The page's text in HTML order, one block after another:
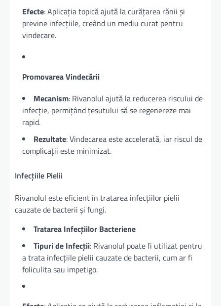
Efecte: Aplicația topică ajută la curățarea rănii și
previne infecțiile, creând un mediu curat pentru
vindecare.
Promovarea Vindecării
Mecanism: Rivanolul ajută la reducerea riscului de
infecție, permițând țesutului să se regenereze mai
rapid.
Rezultate: Vindecarea este accelerată, iar riscul de
complicații este minimizat.
Infecțiile Pielii
Rivanolul este eficient în tratarea infecțiilor pielii
cauzate de bacterii și fungi.
Tratarea Infecțiilor Bacteriene
Tipuri de Infecții: Rivanolul poate fi utilizat pentru
a trata infecțiile pielii cauzate de bacterii, cum ar fi
foliculita sau impetigo.